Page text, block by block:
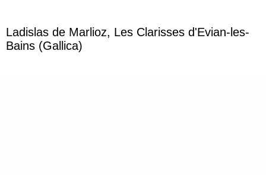
Ladislas de Marlioz, Les Clarisses d'Evian-les-
Bains (Gallica)